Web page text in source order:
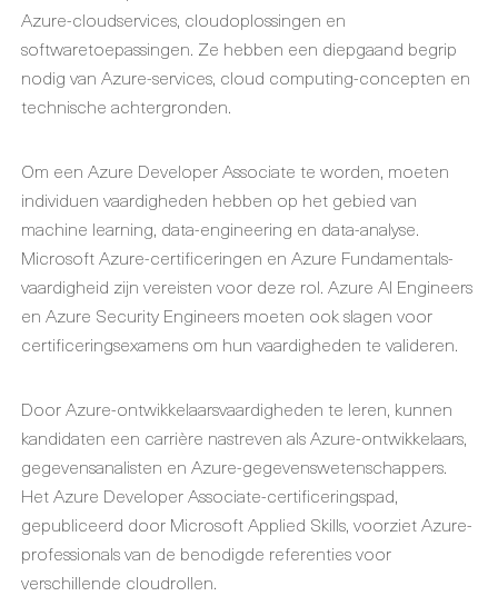
Azure-cloudservices, cloudoplossingen en
softwaretoepassingen. Ze hebben een diepgaand begrip
nodig van Azure-services, cloud computing-concepten en
technische achtergronden.
Om een Azure Developer Associate te worden, moeten
individuen vaardigheden hebben op het gebied van
machine learning, data-engineering en data-analyse.
Microsoft Azure-certificeringen en Azure Fundamentals-
vaardigheid zijn vereisten voor deze rol. Azure AI Engineers
en Azure Security Engineers moeten ook slagen voor
certificeringsexamens om hun vaardigheden te valideren.
Door Azure-ontwikkelaarsvaardigheden te leren, kunnen
kandidaten een carrière nastreven als Azure-ontwikkelaars,
gegevensanalisten en Azure-gegevenswetenschappers.
Het Azure Developer Associate-certificeringspad,
gepubliceerd door Microsoft Applied Skills, voorziet Azure-
professionals van de benodigde referenties voor
verschillende cloudrollen.